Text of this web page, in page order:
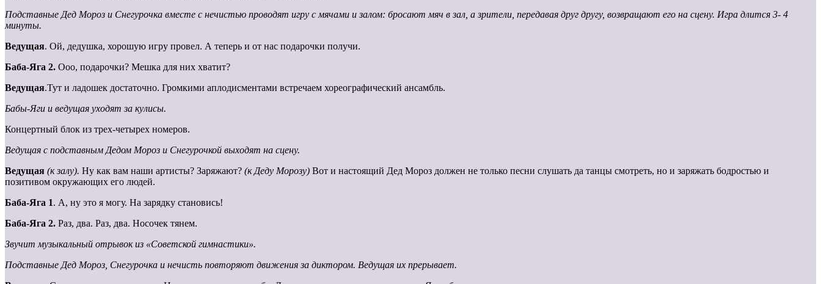
Подставные Дед Мороз и Снегурочка вместе с нечистью проводят игру с мячами и залом: бросают мяч в зал, а зрители, передавая друг другу, возвращают его на сцену. Игра длится 3- 4
минуты.
Ведущая. Ой, дедушка, хорошую игру провел. А теперь и от нас подарочки получи.
Баба-Яга 2. Ооо, подарочки? Мешка для них хватит?
Ведущая.Тут и ладошек достаточно. Громкими аплодисментами встречаем хореографический ансамбль.
Бабы-Яги и ведущая уходят за кулисы.
Концертный блок из трех-четырех номеров.
Ведущая с подставным Дедом Мороз и Снегурочкой выходят на сцену.
Ведущая (к залу). Ну как вам наши артисты? Заряжают? (к Деду Морозу) Вот и настоящий Дед Мороз должен не только песни слушать да танцы смотреть, но и заряжать бодростью и
позитивом окружающих его людей.
Баба-Яга 1. А, ну это я могу. На зарядку становись!
Баба-Яга 2. Раз, два. Раз, два. Носочек тянем.
Звучит музыкальный отрывок из «Советской гимнастики».
Подставные Дед Мороз, Снегурочка и нечисть повторяют движения за диктором. Ведущая их прерывает.